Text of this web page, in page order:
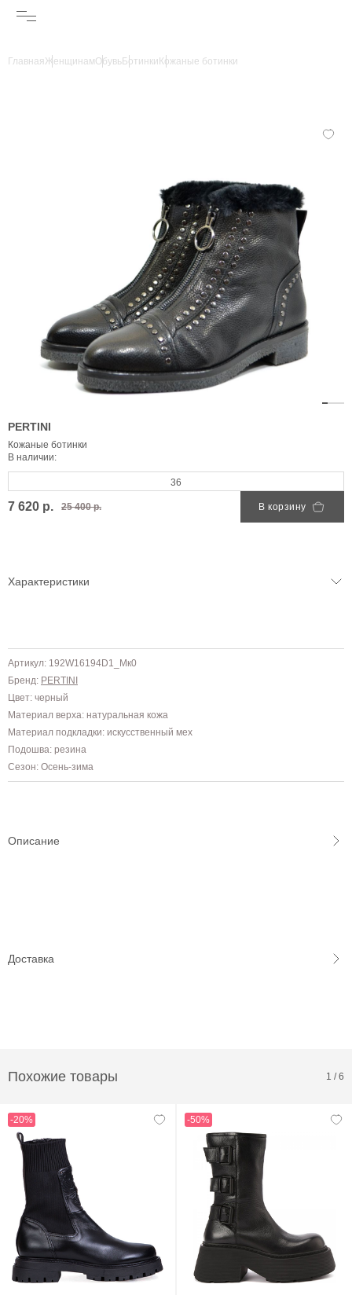
ГлавнаяЖенщинамОбувьБотинки Кожаные ботинки
PERTINI
Кожаные ботинки
В наличии:
36
7 620 р. 25 400 р. В корзину
Характеристики
Артикул: 192W16194D1_Mк0
Бренд: PERTINI
Цвет: черный
Материал верха: натуральная кожа
Материал подкладки: искусственный мех
Подошва: резина
Сезон: Осень-зима
Описание
Доставка
Похожие товары 1 /6
-20% -50%